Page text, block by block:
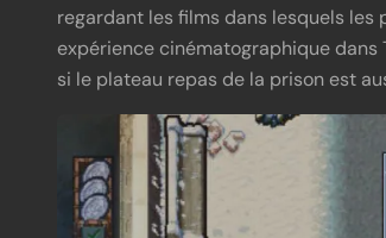
regardant les films dans lesquels
expérience cinématographique dans
si le plateau repas de la prison est